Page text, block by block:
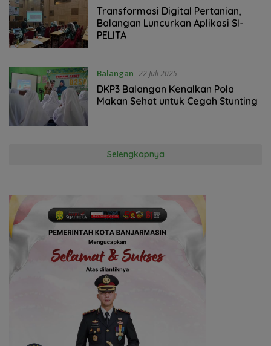
Transformasi Digital Pertanian,
Balangan Luncurkan Aplikasi SI-
PELITA
Balangan 22 Juli 2025
DKP3 Balangan Kenalkan Pola
Makan Sehat untuk Cegah Stunting
Selengkapnya